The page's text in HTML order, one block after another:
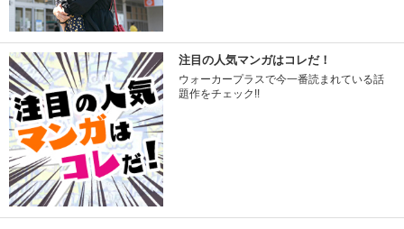
注目の人気マンガはコレだ！
ウォーカープラスで今一番読まれている話
題作をチェック!!